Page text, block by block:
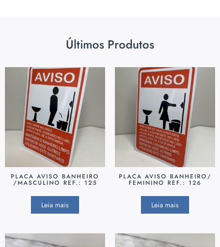
Últimos Produtos
PLACA AVISO BANHEIRO
/MASCULINO REF.: 125
Leia mais
PLACA AVISO BANHEIRO/
FEMININO REF.: 126
Leia mais